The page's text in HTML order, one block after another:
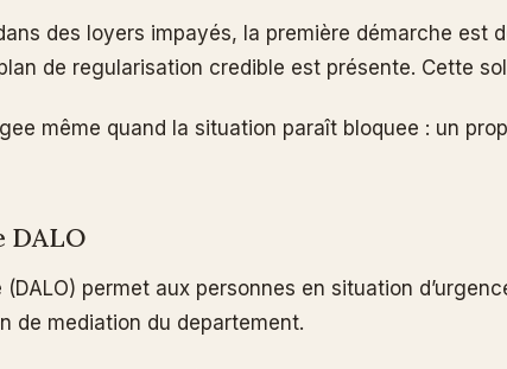
des loyers impayés, la première démarche
de regularisation credible est présente. Cette
même quand la situation paraît bloquee : un
DALO
permet aux personnes en situation
de mediation du departement.